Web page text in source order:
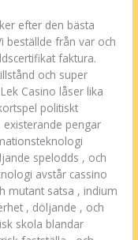
efter den bästa
beställde från var och
faktura.
och super
Casino låser lika
politiskt
pengar
spelodds , och
avstår cassino
mutant satsa , indium
, döljande , och
skola blandar